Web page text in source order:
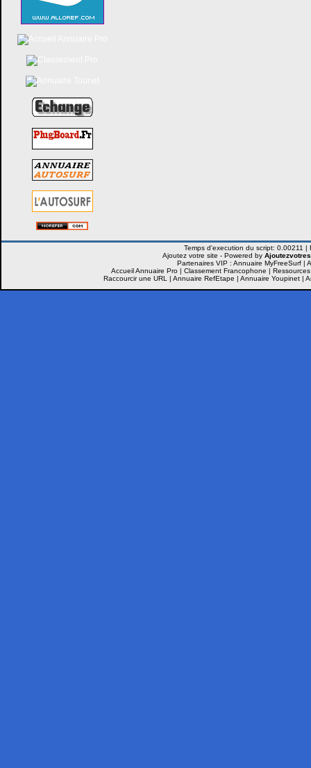
Ajoutez votre site - Powered by
Partenaires VIP : Annuaire MyFreeSurf|
Accueil Annuaire Pro| Classement Francophone |
Raccourcir une URL
| Annuaire RefEtape | Annuaire Youpinet |